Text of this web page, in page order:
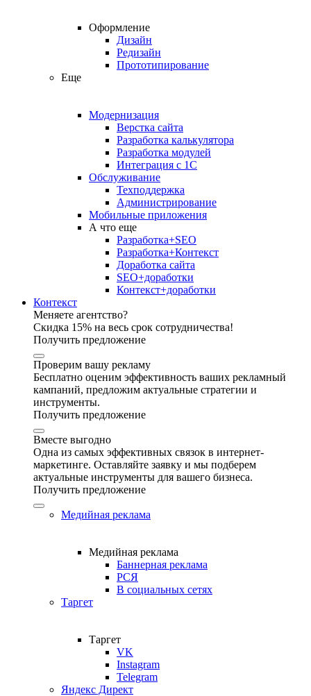
Оформление
Дизайн
Редизайн
Прототипирование
Еще
Модернизация
Верстка сайта
Разработка калькулятора
Разработка модулей
Интеграция с 1С
Обслуживание
Техподдержка
Администрирование
Мобильные приложения
А что еще
Разработка+SEO
Разработка+Контекст
Доработка сайта
SEO+доработки
Контекст+доработки
Контекст
Меняете агентство?
Скидка 15% на весь срок сотрудничества!
Получить предложение
Проверим вашу рекламу
Бесплатно оценим эффективность ваших рекламный
кампаний, предложим актуальные стратегии и
инструменты.
Получить предложение
Вместе выгодно
Одна из самых эффективных связок в интернет-
маркетинге. Оставляйте заявку и мы подберем
актуальные инструменты для вашего бизнеса.
Получить предложение
Медийная реклама
Медийная реклама
Баннерная реклама
РСЯ
В социальных сетях
Таргет
Таргет
VK
Instagram
Telegram
Яндекс Директ